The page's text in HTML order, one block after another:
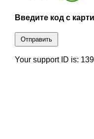
Введите код с
Отправить
Your support ID is: